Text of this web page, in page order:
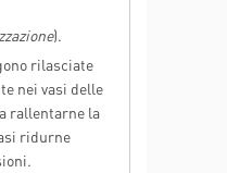
).
rilasciate
nei vasi delle
rallentarne la
ridurne